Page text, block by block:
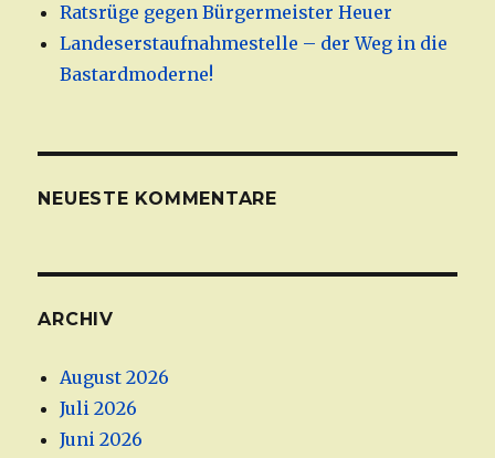
Ratsrüge gegen Bürgermeister Heuer
Landeserstaufnahmestelle – der Weg in die
Bastardmoderne!
NEUESTE KOMMENTARE
ARCHIV
August 2026
Juli 2026
Juni 2026